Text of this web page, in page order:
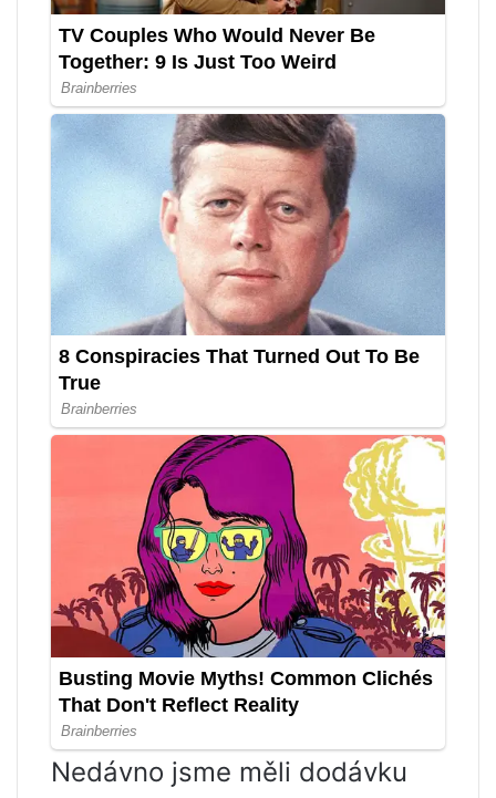
Nedávno jsme měli dodávku